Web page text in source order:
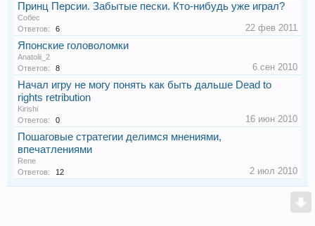
Принц Персии. Забытые пески. Кто-нибудь уже играл?
Собес
Ответов:
6 22 фев 2011
Японские головоломки
Anatolii_2
Ответов:
8 6 сен 2010
Начал игру не могу понять как быть дальше Dead to
rights retribution
Kirishi
Ответов:
0 16 июн 2010
Пошаговые стратегии делимся мнениями,
впечатлениями
Rene
Ответов:
12 2 июл 2010